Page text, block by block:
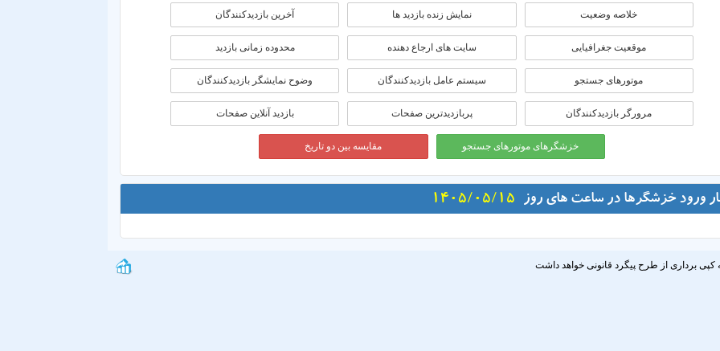
خلاصه وضعیت نمایش زنده بازدید ها آخرین بازدیدکنندگان
موقعيت جغرافيايی سایت های ارجاع دهنده محدوده زمانی بازديد
موتورهای جستجو سیستم عامل بازدیدکنندگان وضوح نمایشگر بازدیدکنندگان
مرورگر بازدیدکنندگان پربازدیدترین صفحات بازدید آنلاین صفحات
خزشگرهای موتورهای جستجو مقایسه بین دو تاریخ
ورود خزشگرها در ساعت های روز 1405/05/15
برداری از طرح پیگرد قانونی خواهد داشت